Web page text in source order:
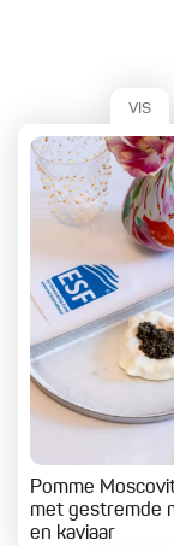
VIS
Pomme
met gestremde
en kaviaar